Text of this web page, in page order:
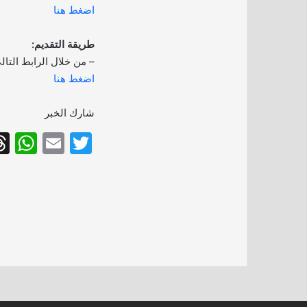
اضغط هنا
طريقة التقديم:
– من خلال الرابط
اضغط هنا
شارك الخبر
T
E
W